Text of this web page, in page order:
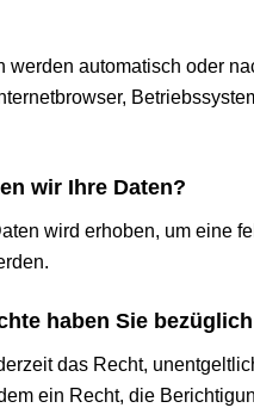
werden automatisch oder
wir Ihre Daten?
wird erhoben, um eine
haben Sie
das Recht,
ein Recht, die